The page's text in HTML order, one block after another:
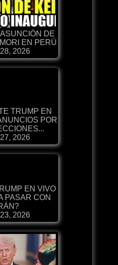
DE
EN PERÚ
2026
TRUMP EN
POR
2026
EN VIVO
PASAR CON
2026